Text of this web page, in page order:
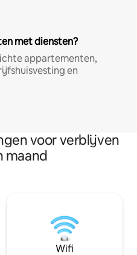
met diensten?
appartementen,
en
voor verblijven
maand
Wifi